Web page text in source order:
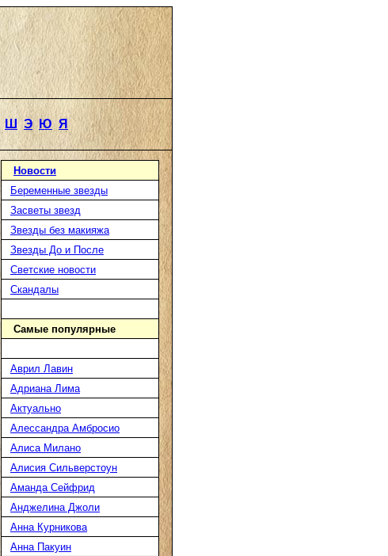
Ш Э Ю Я
Новости
Беременные звезды
Засветы звезд
Звезды без макияжа
Звезды До и После
Светские новости
Скандалы
Самые популярные
Аврил Лавин
Адриана Лима
Актуально
Алессандра Амбросио
Алиса Милано
Алисия Сильверстоун
Аманда Сейфрид
Анджелина Джоли
Анна Курникова
Анна Пакуин